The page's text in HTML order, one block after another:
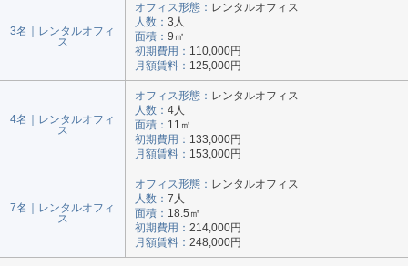
3名｜レンタルオフィ
ス
オフィス形態： レンタルオフィス
人数： 3人
面積： 9㎡
初期費用： 110,000円
月額賃料： 125,000円
4名｜レンタルオフィ
ス
オフィス形態： レンタルオフィス
人数： 4人
面積： 11㎡
初期費用： 133,000円
月額賃料： 153,000円
7名｜レンタルオフィ
ス
オフィス形態： レンタルオフィス
人数： 7人
面積： 18.5㎡
初期費用： 214,000円
月額賃料： 248,000円